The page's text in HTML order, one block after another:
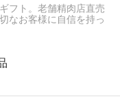
フト。老舗精肉店直売
なお客様に自信を持っ